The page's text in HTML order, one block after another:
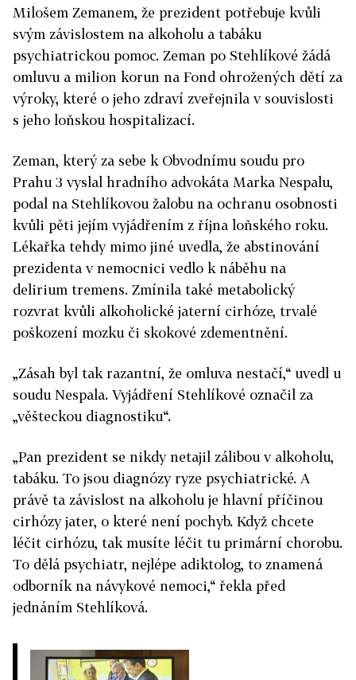
Milošem Zemanem, že prezident potřebuje kvůli
svým závislostem na alkoholu a tabáku
psychiatrickou pomoc. Zeman po Stehlíkové žádá
omluvu a milion korun na Fond ohrožených dětí za
výroky, které o jeho zdraví zveřejnila v souvislosti
s jeho loňskou hospitalizací.
Zeman, který za sebe k Obvodnímu soudu pro
Prahu 3 vyslal hradního advokáta Marka Nespalu,
podal na Stehlíkovou žalobu na ochranu osobnosti
kvůli pěti jejím vyjádřením z října loňského roku.
Lékařka tehdy mimo jiné uvedla, že abstinování
prezidenta v nemocnici vedlo k náběhu na
delirium tremens. Zmínila také metabolický
rozvrat kvůli alkoholické jaterní cirhóze, trvalé
poškození mozku či skokové zdementnění.
„Zásah byl tak razantní, že omluva nestačí,“ uvedl u
soudu Nespala. Vyjádření Stehlíkové označil za
„věšteckou diagnostiku“.
„Pan prezident se nikdy netajil zálibou v alkoholu,
tabáku. To jsou diagnózy ryze psychiatrické. A
právě ta závislost na alkoholu je hlavní příčinou
cirhózy jater, o které není pochyb. Když chcete
léčit cirhózu, tak musíte léčit tu primární chorobu.
To dělá psychiatr, nejlépe adiktolog, to znamená
odborník na návykové nemoci,“ řekla před
jednáním Stehlíková.